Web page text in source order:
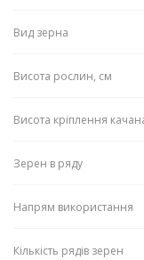
Вид зерна
Висота рослин, см
Висота кріплення
Зерен в ряду
Напрям використання
Кількість рядів зерен